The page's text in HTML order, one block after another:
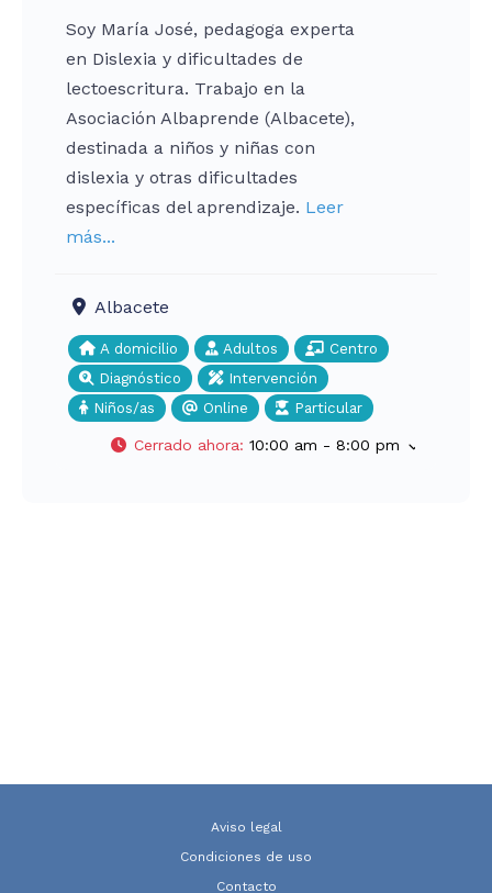
Soy María José, pedagoga experta
en Dislexia y dificultades de
lectoescritura. Trabajo en la
Asociación Albaprende (Albacete),
destinada a niños y niñas con
dislexia y otras dificultades
específicas del aprendizaje. Leer
más...
Albacete
A domicilio Adultos
Centro
Diagnóstico
Intervención
Niños/as
Online Particular
Cerrado ahora: 10:00 am - 8:00 pm
Aviso legal
Condiciones de uso
Contacto